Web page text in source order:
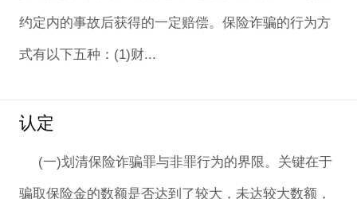
约定内的事故后获得的一定赔偿。保险诈骗的行为方
式有以下五种：(1)财...
认定
(一)划清保险诈骗罪与非罪行为的界限。关键在于
骗取保险金的数额是否达到了较大，未达较大数额，